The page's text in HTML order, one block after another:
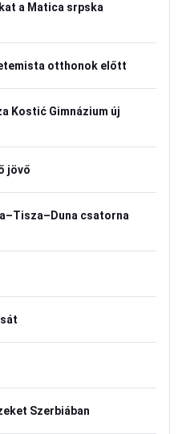
a Matica srpska
otthonok előtt
Kostić Gimnázium új
jövő
csatorna
Szerbiában